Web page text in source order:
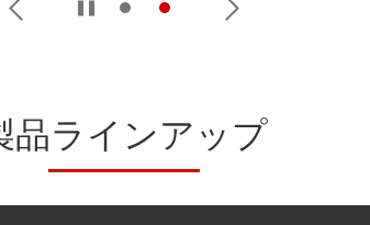
品ラインアップ